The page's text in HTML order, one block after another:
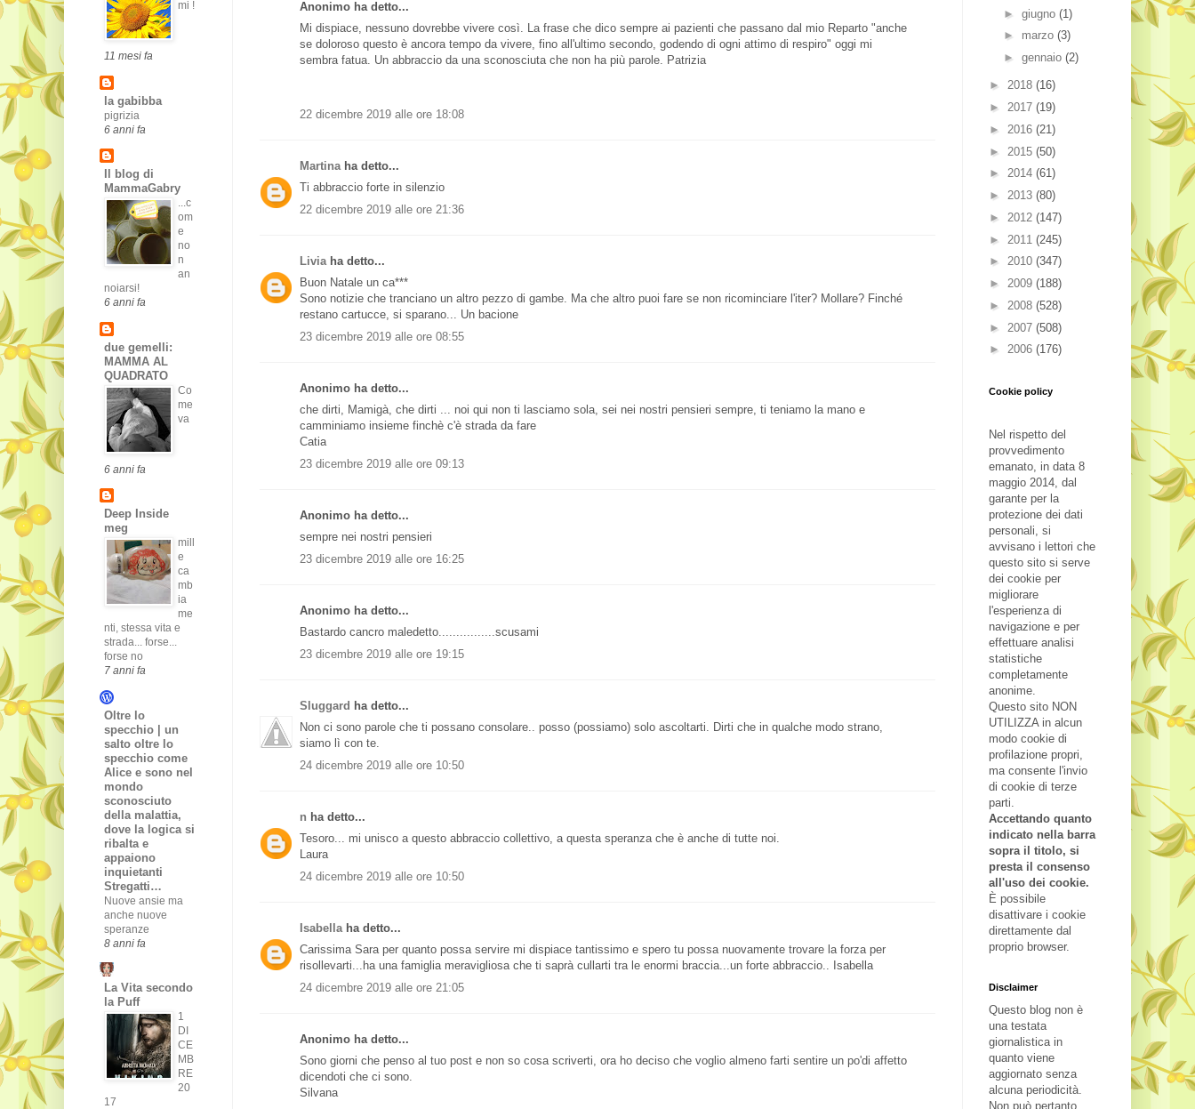
Anonimo ha detto...
Mi dispiace, nessuno dovrebbe vivere così. La frase che dico sempre ai pazienti che passano dal mio Reparto "anche
se doloroso questo è ancora tempo da vivere, fino all'ultimo secondo, godendo di ogni attimo di respiro" oggi mi
sembra fatua. Un abbraccio da una sconosciuta che non ha più parole. Patrizia
22 dicembre 2019 alle ore 18:08
Martina ha detto...
Ti abbraccio forte in silenzio
22 dicembre 2019 alle ore 21:36
Livia ha detto...
Buon Natale un ca***
Sono notizie che tranciano un altro pezzo di gambe. Ma che altro puoi fare se non ricominciare l'iter? Mollare? Finché
restano cartucce, si sparano... Un bacione
23 dicembre 2019 alle ore 08:55
Anonimo ha detto...
che dirti, Mamigà, che dirti ... noi qui non ti lasciamo sola, sei nei nostri pensieri sempre, ti teniamo la mano e
camminiamo insieme finchè c'è strada da fare
Catia
23 dicembre 2019 alle ore 09:13
Anonimo ha detto...
sempre nei nostri pensieri
23 dicembre 2019 alle ore 16:25
Anonimo ha detto...
Bastardo cancro maledetto................scusami
23 dicembre 2019 alle ore 19:15
Sluggard ha detto...
Non ci sono parole che ti possano consolare.. posso (possiamo) solo ascoltarti. Dirti che in qualche modo strano,
siamo lì con te.
24 dicembre 2019 alle ore 10:50
n ha detto...
Tesoro... mi unisco a questo abbraccio collettivo, a questa speranza che è anche di tutte noi.
Laura
24 dicembre 2019 alle ore 10:50
Isabella ha detto...
Carissima Sara per quanto possa servire mi dispiace tantissimo e spero tu possa nuovamente trovare la forza per
risollevarti...ha una famiglia meravigliosa che ti saprà cullarti tra le enormi braccia...un forte abbraccio.. Isabella
24 dicembre 2019 alle ore 21:05
Anonimo ha detto...
Sono giorni che penso al tuo post e non so cosa scriverti, ora ho deciso che voglio almeno farti sentire un po'di affetto
dicendoti che ci sono.
Silvana
mi !
11 mesi fa
la gabibba
pigrizia
6 anni fa
Il blog di
MammaGabry
...c
om
e
no
n
an
noiarsi!
6 anni fa
due gemelli:
MAMMA AL
QUADRATO
Co
me
va
6 anni fa
Deep Inside
meg
mill
e
ca
mb
ia
me
nti, stessa vita e
strada... forse...
forse no
7 anni fa
Oltre lo
specchio | un
salto oltre lo
specchio come
Alice e sono nel
mondo
sconosciuto
della malattia,
dove la logica si
ribalta e
appaiono
inquietanti
Stregatti…
Nuove ansie ma
anche nuove
speranze
8 anni fa
La Vita secondo
la Puff
1
DI
CE
MB
RE
20
17
► giugno (1)
► marzo (3)
► gennaio (2)
► 2018 (16)
► 2017 (19)
► 2016 (21)
► 2015 (50)
► 2014 (61)
► 2013 (80)
► 2012 (147)
► 2011 (245)
► 2010 (347)
► 2009 (188)
► 2008 (528)
► 2007 (508)
► 2006 (176)
Cookie policy
Nel rispetto del
provvedimento
emanato, in data 8
maggio 2014, dal
garante per la
protezione dei dati
personali, si
avvisano i lettori che
questo sito si serve
dei cookie per
migliorare
l'esperienza di
navigazione e per
effettuare analisi
statistiche
completamente
anonime.
Questo sito NON
UTILIZZA in alcun
modo cookie di
profilazione propri,
ma consente l'invio
di cookie di terze
parti.
Accettando quanto
indicato nella barra
sopra il titolo, si
presta il consenso
all'uso dei cookie.
È possibile
disattivare i cookie
direttamente dal
proprio browser.
Disclaimer
Questo blog non è
una testata
giornalistica in
quanto viene
aggiornato senza
alcuna periodicità.
Non può pertanto